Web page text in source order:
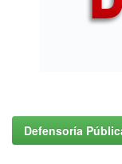
Defensoría